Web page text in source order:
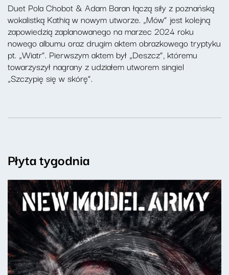
Duet Pola Chobot & Adam Baran łączą siły z poznańską
wokalistką Kathią w nowym utworze. „Mów” jest kolejną
zapowiedzią zaplanowanego na marzec 2024 roku
nowego albumu oraz drugim aktem obrazkowego tryptyku
pt. „Wiatr”. Pierwszym aktem był „Deszcz”, któremu
towarzyszył nagrany z udziałem utworem singiel
„Szczypię się w skórę”.
Płyta tygodnia